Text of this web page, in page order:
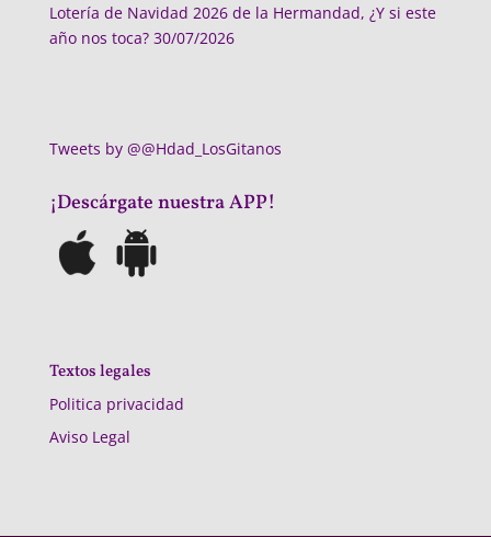
Lotería de Navidad 2026 de la Hermandad, ¿Y si este
año nos toca? 30/07/2026
Tweets by @@Hdad_LosGitanos
¡Descárgate nuestra APP!
Textos legales
Politica privacidad
Aviso Legal